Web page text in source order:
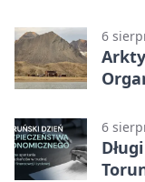
6
6